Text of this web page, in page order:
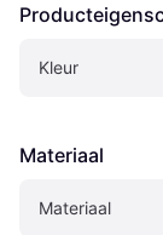
Kleur
Materiaal
Materiaal